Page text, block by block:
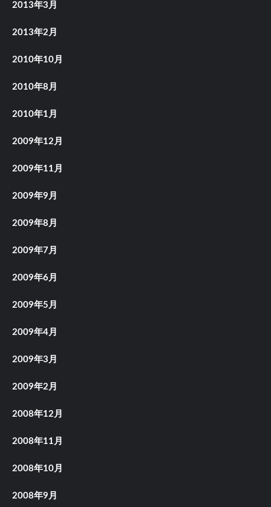
2013年3月
2013年2月
2010年10月
2010年8月
2010年1月
2009年12月
2009年11月
2009年9月
2009年8月
2009年7月
2009年6月
2009年5月
2009年4月
2009年3月
2009年2月
2008年12月
2008年11月
2008年10月
2008年9月